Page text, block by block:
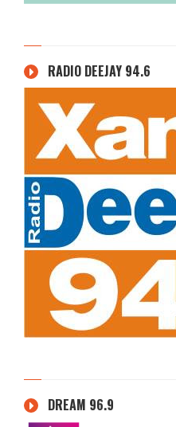
RADIO DEEJAY 94.6
DREAM 96.9